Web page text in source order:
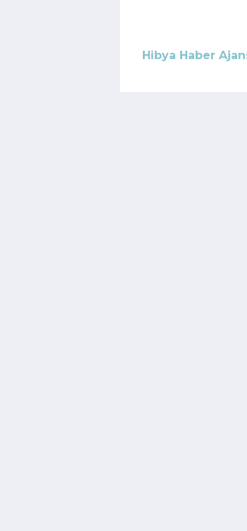
Hibya Haber